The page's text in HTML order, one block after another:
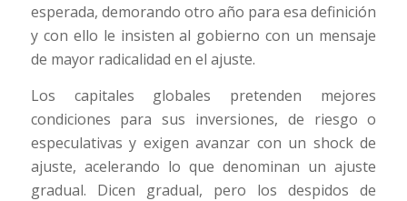
esperada, demorando otro año para esa definición
y con ello le insisten al gobierno con un mensaje
de mayor radicalidad en el ajuste.
Los capitales globales pretenden mejores
condiciones para sus inversiones, de riesgo o
especulativas y exigen avanzar con un shock de
ajuste, acelerando lo que denominan un ajuste
gradual. Dicen gradual, pero los despidos de